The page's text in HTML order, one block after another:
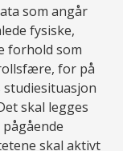
som angår
fysiske,
forhold som
for på
studiesituasjon
skal legges
skal aktivt